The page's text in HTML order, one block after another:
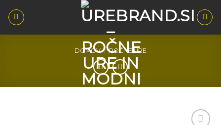
na
DOMOV / ROČNE URE